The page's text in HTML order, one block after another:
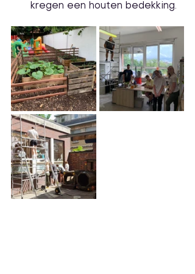
kregen een houten bedekking.